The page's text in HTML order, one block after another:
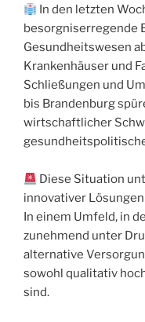
In den letzten
besorgniserregende
Gesundheitswesen
Krankenhäuser und
Schließungen und
bis Brandenburg
wirtschaftlicher
Diese Situation
innovativer
In einem Umfeld, in
zunehmend unter
alternative
sowohl qualitativ
sind.